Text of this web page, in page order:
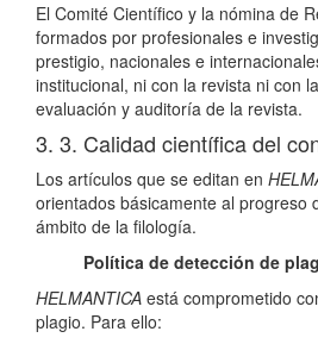
El Comité Científico y la nómina de
formados por profesionales e
prestigio, nacionales e
institucional, ni con la revista ni con
evaluación y auditoría de la revista.
3. 3. Calidad científica del
Los artículos que se editan en
orientados básicamente al progreso
ámbito de la filología.
Política de detección de
HELMANTICA está comprometido
plagio. Para ello: